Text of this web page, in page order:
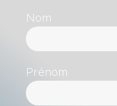
Nom
Prénom